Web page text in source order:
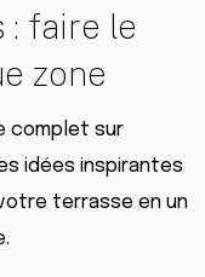
: faire le
zone
complet sur
idées inspirantes
terrasse en un